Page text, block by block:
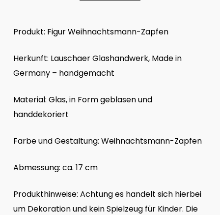
Produkt: Figur Weihnachtsmann-Zapfen
Herkunft: Lauschaer Glashandwerk, Made in
Germany – handgemacht
Material: Glas, in Form geblasen und
handdekoriert
Farbe und Gestaltung: Weihnachtsmann-Zapfen
Abmessung: ca. 17 cm
Produkthinweise: Achtung es handelt sich hierbei
um Dekoration und kein Spielzeug für Kinder. Die